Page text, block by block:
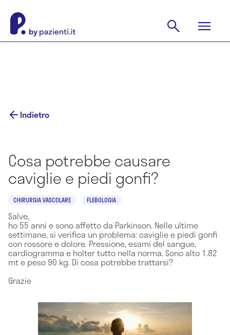
Indietro
Cosa potrebbe causare
caviglie e piedi gonfi?
CHIRURGIA VASCOLARE FLEBOLOGIA
Salve,
ho 55 anni e sono affetto da Parkinson. Nelle ultime
settimane, si verifica un problema: caviglie e piedi gonfi
con rossore e dolore. Pressione, esami del sangue,
cardiogramma e holter tutto nella norma. Sono alto 1.82
mt e peso 90 kg. Di cosa potrebbe trattarsi?
Grazie